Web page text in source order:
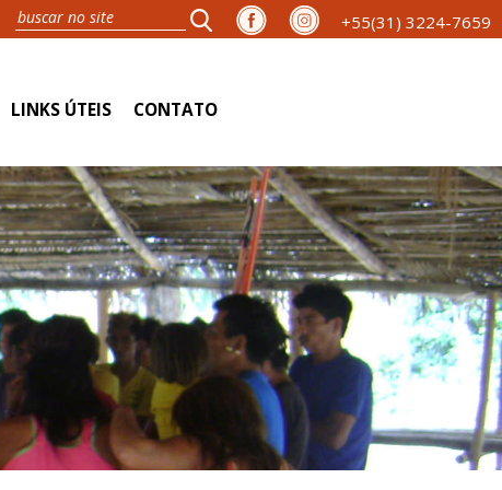
+55(31) 3224-7659
LINKS ÚTEIS CONTATO